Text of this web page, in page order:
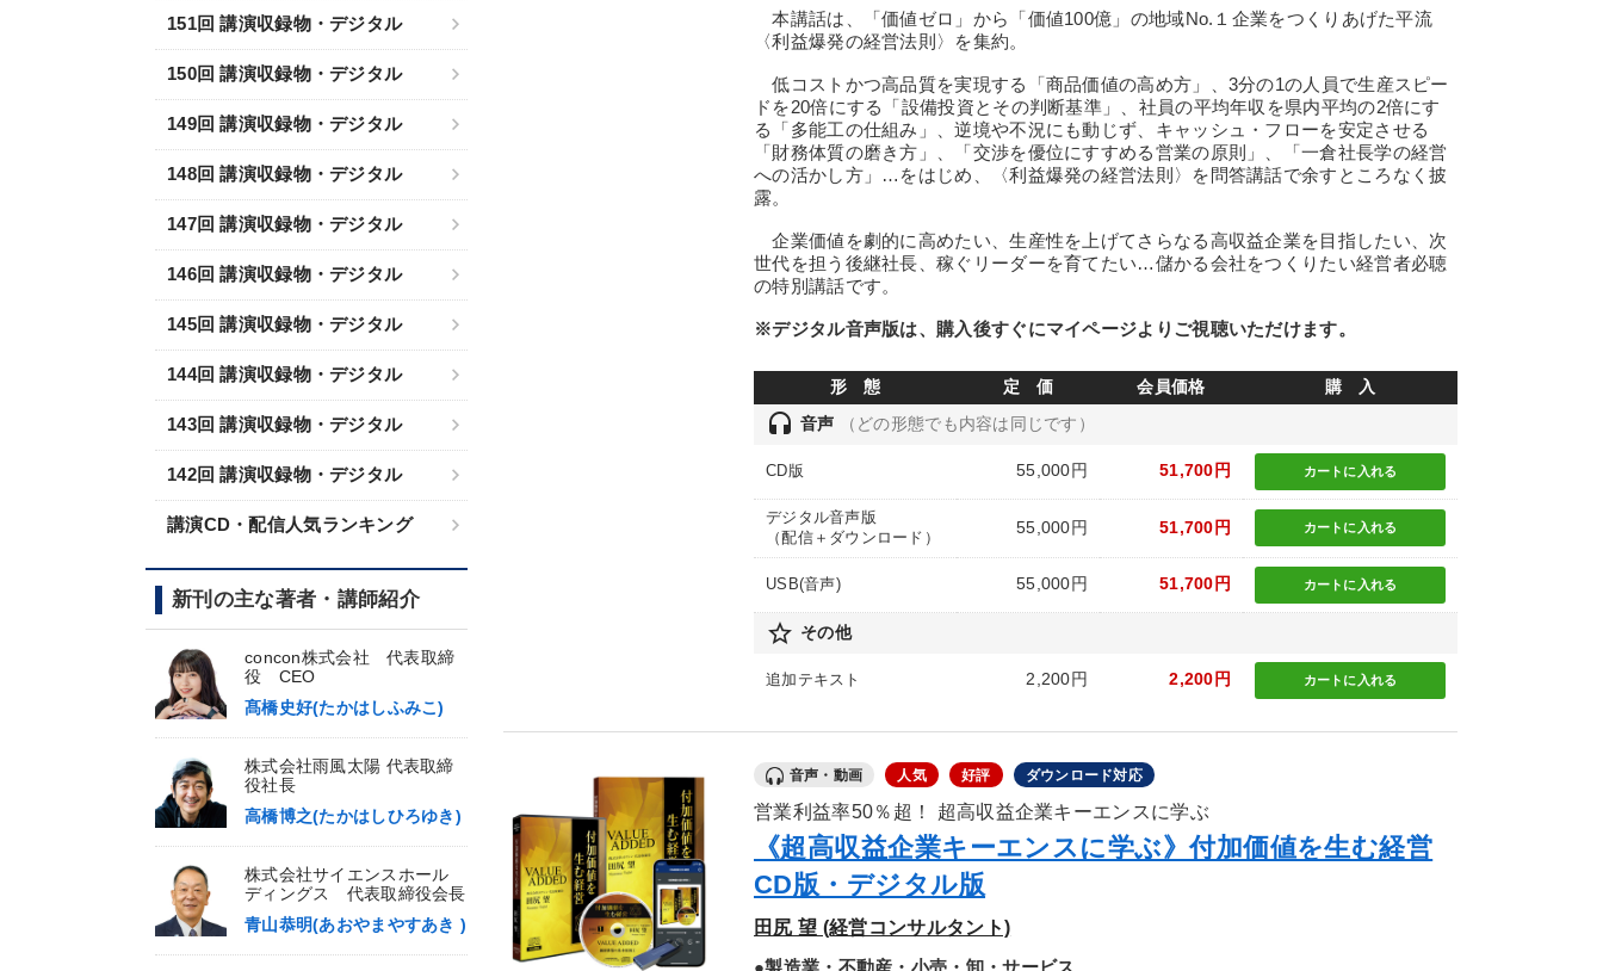
151回 講演収録物・デジタル
150回 講演収録物・デジタル
149回 講演収録物・デジタル
148回 講演収録物・デジタル
147回 講演収録物・デジタル
146回 講演収録物・デジタル
145回 講演収録物・デジタル
144回 講演収録物・デジタル
143回 講演収録物・デジタル
142回 講演収録物・デジタル
講演CD・配信人気ランキング
新刊の主な著者・講師紹介
concon株式会社 代表取締
役 CEO
髙橋史好(たかはしふみこ)
株式会社雨風太陽 代表取締
役社長
高橋博之(たかはしひろゆき)
株式会社サイエンスホール
ディングス 代表取締役会長
青山恭明(あおやまやすあき )
本講話は、「価値ゼロ」から「価値100億」の地域No.１企業をつくりあげた平流
〈利益爆発の経営法則〉を集約。
低コストかつ高品質を実現する「商品価値の高め方」、3分の1の人員で生産スピー
ドを20倍にする「設備投資とその判断基準」、社員の平均年収を県内平均の2倍にす
る「多能工の仕組み」、逆境や不況にも動じず、キャッシュ・フローを安定させる
「財務体質の磨き方」、「交渉を優位にすすめる営業の原則」、「一倉社長学の経営
への活かし方」…をはじめ、〈利益爆発の経営法則〉を問答講話で余すところなく披
露。
企業価値を劇的に高めたい、生産性を上げてさらなる高収益企業を目指したい、次
世代を担う後継社長、稼ぐリーダーを育てたい…儲かる会社をつくりたい経営者必聴
の特別講話です。
※デジタル音声版は、購入後すぐにマイページよりご視聴いただけます。
形 態 定 価 会員価格 購 入
headset 音声 （どの形態でも内容は同じです）
CD版 55,000円 51,700円 カートに 入れる
デジタル音声版
（配信＋ダウンロード）
55,000円 51,700円 カートに 入れる
USB(音声) 55,000円 51,700円 カートに 入れる
star_border その他
追加テキスト 2,200円 2,200円 カートに 入れる
音声・動画 人気 好評 ダウンロード対応
営業利益率50％超！ 超高収益企業キーエンスに学ぶ
《超高収益企業キーエンスに学ぶ》付加価値を生む経営
CD版・デジタル版
田尻 望 (経営コンサルタント)